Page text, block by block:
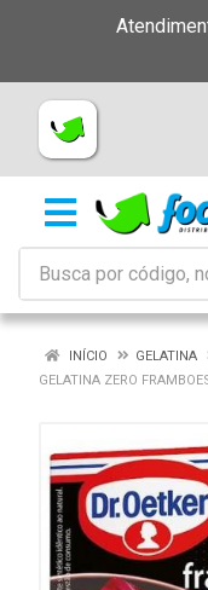
INÍCIO GELATINA
GELATINA ZERO